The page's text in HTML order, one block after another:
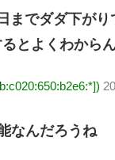
までダダ下が
とよくわから
なんだろうね